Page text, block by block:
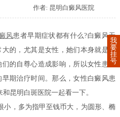
作者: 昆明白癜风医院
风患者早期症状都有什么?白癜风无
的，尤其是女性，她们本身就是很
的自尊心造成影响，所以女性患者
期治疗时间。那么，女性白癜风患
昆明白斑医院一起看一下。
小，多为指甲至钱币大，为圆形、椭
我
要
挂
号